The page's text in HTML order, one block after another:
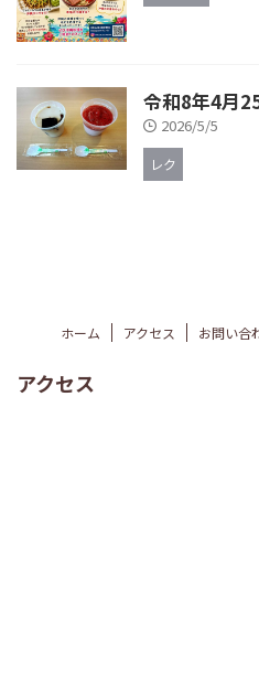
令和8年4月
2026/5/5
レク
ホーム アクセス お問い合
アクセス